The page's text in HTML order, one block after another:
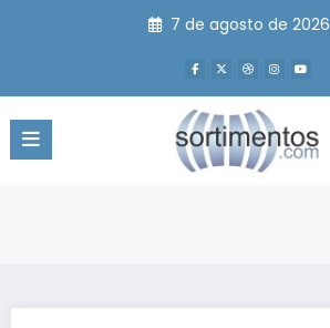
7 de agosto de 2026